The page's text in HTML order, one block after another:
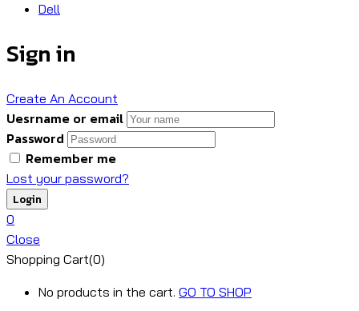
Dell
Sign in
Create An Account
Uesrname or email
Password
Remember me
Lost your password?
0
Close
Shopping Cart(0)
No products in the cart. GO TO SHOP